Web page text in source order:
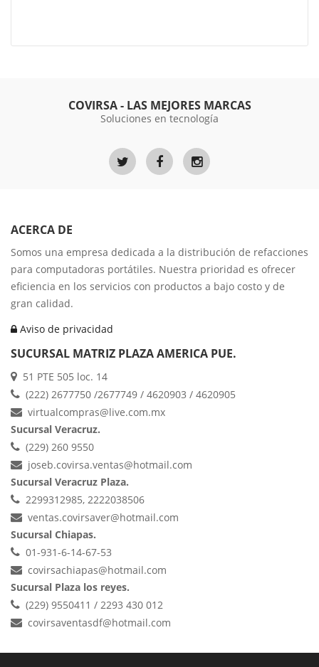
COVIRSA - LAS MEJORES MARCAS
Soluciones en tecnología
ACERCA DE
Somos una empresa dedicada a la distribución de refacciones
para computadoras portátiles. Nuestra prioridad es ofrecer
eficiencia en los servicios con productos a bajo costo y de
gran calidad.
Aviso de privacidad
SUCURSAL MATRIZ PLAZA AMERICA PUE.
51 PTE 505 loc. 14
(222) 2677750 /2677749 / 4620903 / 4620905
virtualcompras@live.com.mx
Sucursal Veracruz.
(229) 260 9550
joseb.covirsa.ventas@hotmail.com
Sucursal Veracruz Plaza.
2299312985, 2222038506
ventas.covirsaver@hotmail.com
Sucursal Chiapas.
01-931-6-14-67-53
covirsachiapas@hotmail.com
Sucursal Plaza los reyes.
(229) 9550411 / 2293 430 012
covirsaventasdf@hotmail.com